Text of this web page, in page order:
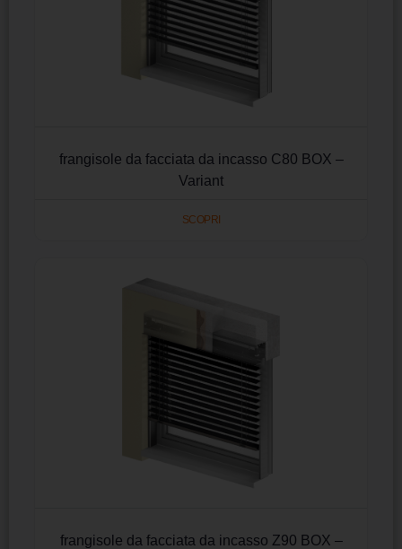
frangisole da facciata da incasso C80 BOX –
Variant
SCOPRI
frangisole da facciata da incasso Z90 BOX –